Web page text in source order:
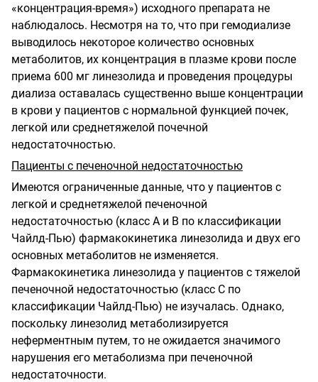
«концентрация-время») исходного препарата не
наблюдалось. Несмотря на то, что при гемодиализе
выводилось некоторое количество основных
метаболитов, их концентрация в плазме крови после
приема 600 мг линезолида и проведения процедуры
диализа оставалась существенно выше концентрации
в крови у пациентов с нормальной функцией почек,
легкой или среднетяжелой почечной
недостаточностью.
Пациенты с печеночной недостаточностью
Имеются ограниченные данные, что у пациентов с
легкой и среднетяжелой печеночной
недостаточностью (класс А и В по классификации
Чайлд-Пью) фармакокинетика линезолида и двух его
основных метаболитов не изменяется.
Фармакокинетика линезолида у пациентов с тяжелой
печеночной недостаточностью (класс С по
классификации Чайлд-Пью) не изучалась. Однако,
поскольку линезолид метаболизируется
неферментным путем, то не ожидается значимого
нарушения его метаболизма при печеночной
недостаточности.